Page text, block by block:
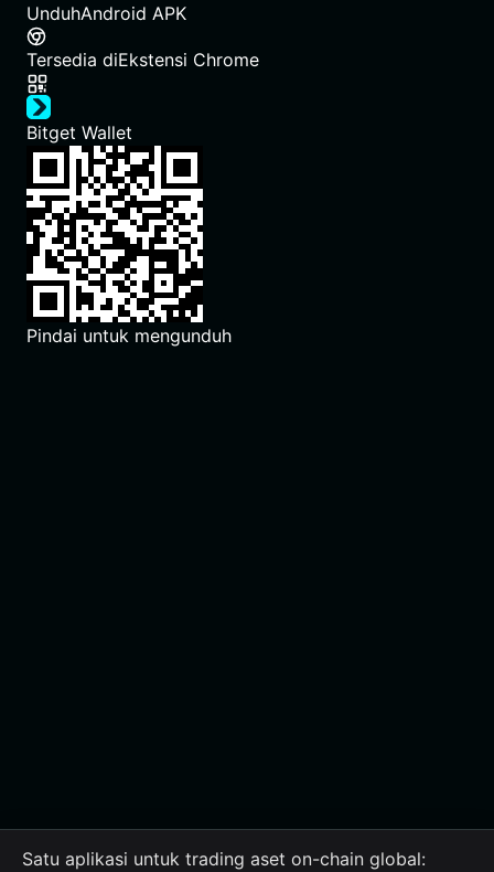
UnduhAndroid APK
Tersedia diEkstensi Chrome
Bitget Wallet
Pindai untuk mengunduh
Satu aplikasi untuk trading aset on-chain global: